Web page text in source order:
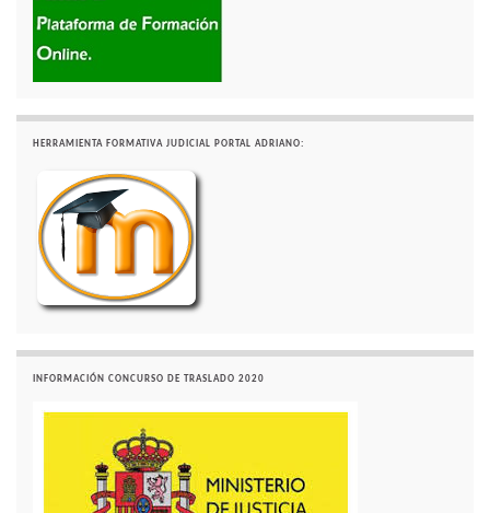
HERRAMIENTA FORMATIVA JUDICIAL PORTAL ADRIANO:
INFORMACIÓN CONCURSO DE TRASLADO 2020